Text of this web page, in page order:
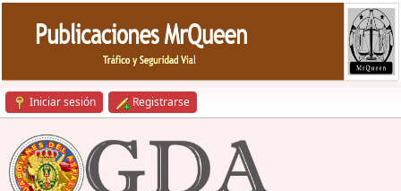
Iniciar sesión Registrarse